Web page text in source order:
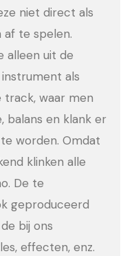
niet direct als
te spelen.
alleen uit de
als
track, waar men
balans en klank er
worden. Omdat
klinken alle
De te
geproduceerd
bij ons
effecten, enz.